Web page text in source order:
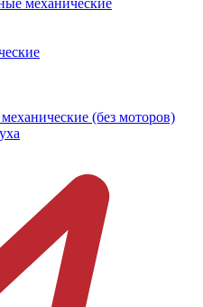
механические
(без моторов)